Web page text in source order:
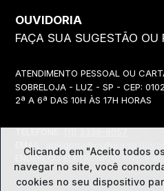
OUVIDORIA
FAÇA SUA SUGESTÃO OU
ATENDIMENTO PESSOAL OU
SOBRELOJA - LUZ - SP - CEP:
2ª A 6ª DAS 10H ÀS 17H HORAS
EMAIL:
ouvidoria@cultura.sp.gov.br
ENDEREÇO ELETRÔNICO: clique
Clicando em "Aceito todos
navegar no site, você
cookies no seu dispositivo